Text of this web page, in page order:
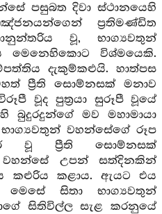
පසුබත දිවා ස්ථානයෙහි
ප්‍රතිමණ්ඩිත
වූ, භාග්‍යවතුන්
මෙනෙහිකොට විශ්මයෙකි.
දැකුම්කළුයි. හාත්පස
මහත් ප්‍රීති සොම්නසක් මනාව
වූද පුත්‍රයා සුරූපී වූයේ
බුදුරදුන්ගේ මව මහාමායා
වහන්සේගේ රූප
වූ ප්‍රීති සොම්නසක්
වහන්සේ උපන් සත්දිනකින්
කළුරිය කළාය. ඇයට එය
මෙසේ සිතා භාග්‍යවතුන්
සිතිවිල්ල සැළ කරනුයේ